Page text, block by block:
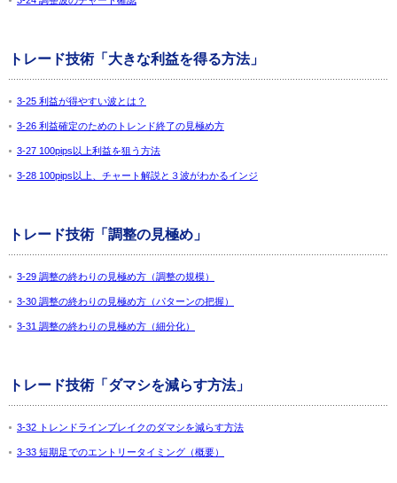
トレード技術「大きな利益を得る方法」
3-25 利益が得やすい波とは？
3-26 利益確定のためのトレンド終了の見極め方
3-27 100pips以上利益を狙う方法
3-28 100pips以上、チャート解説と３波がわかるインジ
トレード技術「調整の見極め」
3-29 調整の終わりの見極め方（調整の規模）
3-30 調整の終わりの見極め方（パターンの把握）
3-31 調整の終わりの見極め方（細分化）
トレード技術「ダマシを減らす方法」
3-32 トレンドラインブレイクのダマシを減らす方法
3-33 短期足でのエントリータイミング（概要）